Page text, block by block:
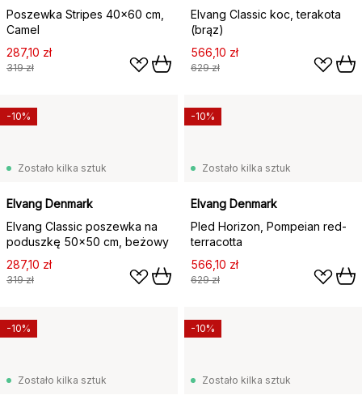
Poszewka Stripes 40x60 cm,
Camel
287,10 zł
319 zł
Elvang Classic koc, terakota
(brąz)
566,10 zł
629 zł
Zostało kilka sztuk
Elvang Denmark
Elvang Classic poszewka na
poduszkę 50x50 cm, beżowy
287,10 zł
319 zł
-10%
Zostało kilka sztuk
Elvang Denmark
Pled Horizon, Pompeian red-
terracotta
566,10 zł
629 zł
-10%
Zostało kilka sztuk
-10%
Zostało kilka sztuk
-10%